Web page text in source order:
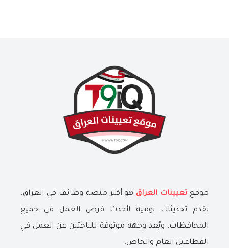
موقع تعيينات العراق هو أكبر منصة وظائف في العراق،
يقدم تحديثات يومية لأحدث فرص العمل في جميع
المحافظات، ويُعد وجهة موثوقة للباحثين عن العمل في
القطاعين العام والخاص.